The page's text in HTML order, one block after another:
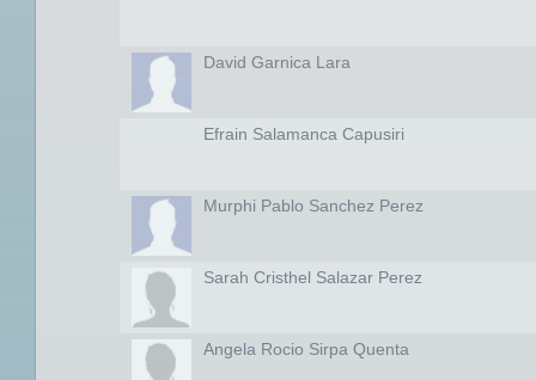
David Garnica Lara
Efrain Salamanca Capusiri
Murphi Pablo Sanchez Perez
Sarah Cristhel Salazar Perez
Angela Rocio Sirpa Quenta